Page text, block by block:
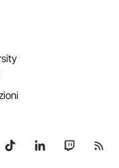
su Telegram
Seguici su TikTok
Seguici su
Seguici